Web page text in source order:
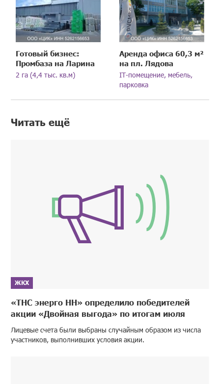
Готовый бизнес:
Промбаза на Ларина
2 га (4,4 тыс. кв.м)
Аренда офиса 60,3 м²
на пл. Лядова
IT-помещение, мебель,
парковка
Читать ещё
ЖКХ
«ТНС энерго НН» определило победителей
акции «Двойная выгода» по итогам июля
Лицевые счета были выбраны случайным образом из числа
участников, выполнивших условия акции.